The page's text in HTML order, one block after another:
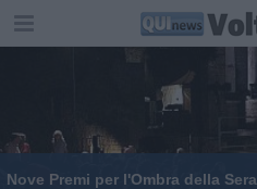
Nove Premi per l'Ombra della Sera